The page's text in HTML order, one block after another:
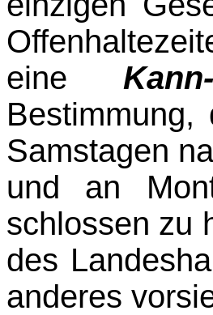
eine Kann-
Samstagen
und an
schlossen zu
des
anderes